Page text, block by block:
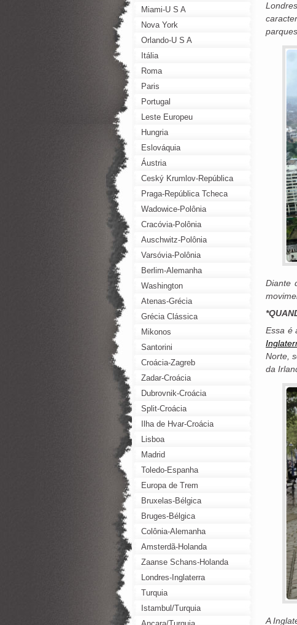
Diante
Essa é
Norte,
da
A
Miami-U S A
Nova York
Orlando-U S A
Itália
Roma
Paris
Portugal
Leste Europeu
Hungria
Eslováquia
Áustria
Ceský Krumlov-República
Tcheca
Praga-República Tcheca
Wadowice-Polônia
Cracóvia-Polônia
Auschwitz-Polônia
Varsóvia-Polônia
Berlim-Alemanha
Washington
Atenas-Grécia
Grécia Clássica
Mikonos
Santorini
Croácia-Zagreb
Zadar-Croácia
Dubrovnik-Croácia
Split-Croácia
Ilha de Hvar-Croácia
Lisboa
Madrid
Toledo-Espanha
Europa de Trem
Bruxelas-Bélgica
Bruges-Bélgica
Colônia-Alemanha
Amsterdã-Holanda
Zaanse Schans-Holanda
Londres-Inglaterra
Turquia
Istambul/Turquia